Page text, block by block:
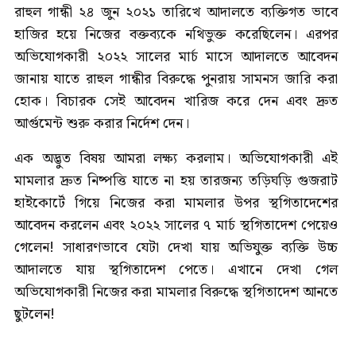
রাহুল গান্ধী ২৪ জুন ২০২১ তারিখে আদালতে ব্যক্তিগত ভাবে
হাজির হয়ে নিজের বক্তব্যকে নথিভুক্ত করেছিলেন। এরপর
অভিযোগকারী ২০২২ সালের মার্চ মাসে আদালতে আবেদন
জানায় যাতে রাহুল গান্ধীর বিরুদ্ধে পুনরায় সামনস জারি করা
হোক। বিচারক সেই আবেদন খারিজ করে দেন এবং দ্রুত
আর্গুমেন্ট শুরু করার নির্দেশ দেন।
এক অদ্ভুত বিষয় আমরা লক্ষ্য করলাম। অভিযোগকারী এই
মামলার দ্রুত নিষ্পত্তি যাতে না হয় তারজন্য তড়িঘড়ি গুজরাট
হাইকোর্টে গিয়ে নিজের করা মামলার উপর স্থগিতাদেশের
আবেদন করলেন এবং ২০২২ সালের ৭ মার্চ স্থগিতাদেশ পেয়েও
গেলেন! সাধারণভাবে যেটা দেখা যায় অভিযুক্ত ব্যক্তি উচ্চ
আদালতে যায় স্থগিতাদেশ পেতে। এখানে দেখা গেল
অভিযোগকারী নিজের করা মামলার বিরুদ্ধে স্থগিতাদেশ আনতে
ছুটলেন!